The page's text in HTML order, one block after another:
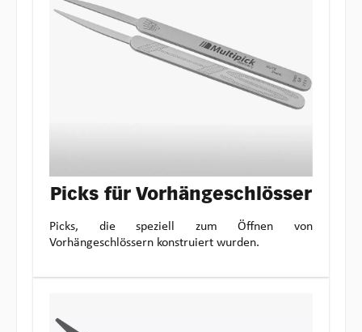
Picks für Vorhängeschlösser
Picks, die speziell zum Öffnen von
Vorhängeschlössern konstruiert wurden.